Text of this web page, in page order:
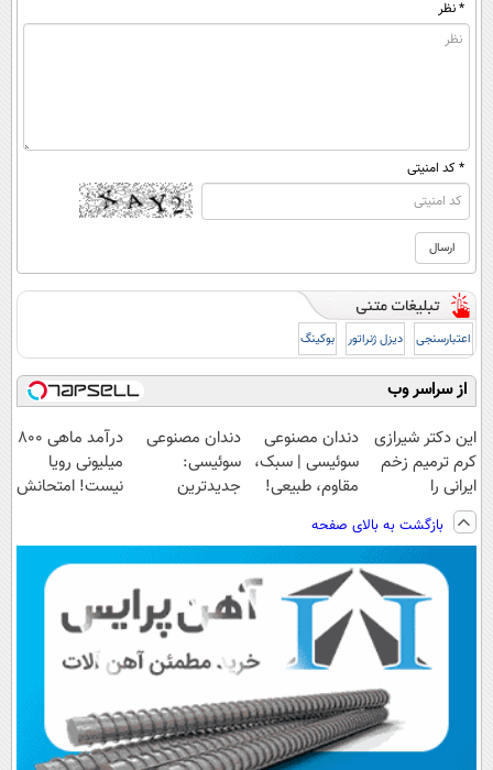
* نظر
* کد امنیتی
اعتبارسنجی دیزل ژنراتور بوکینگ
از سراسر وب
این دکتر شیرازی
کرم ترمیم زخم
ایرانی را
ساخت!!!
دندان مصنوعی
سوئیسی | سبک،
مقاوم، طبیعی!
رایگان+پرداخت
اقساطی😍
دندان مصنوعی
سوئیسی:
جدیدترین
پرداخت قسطی
درآمد ماهی 800
میلیونی رویا
نیست! امتحانش
بازگشت به بالای صفحه